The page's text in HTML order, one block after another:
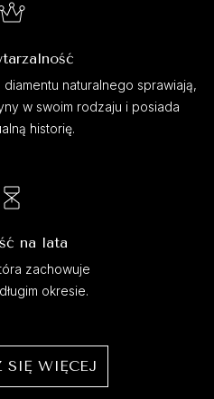
naturalnego sprawiają,
w swoim rodzaju i posiada
historię.
na lata
zachowuje
okresie.
SIĘ WIĘCEJ